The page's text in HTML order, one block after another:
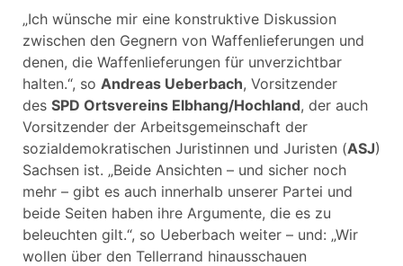
„Ich wünsche mir eine konstruktive Diskussion
zwischen den Gegnern von Waffenlieferungen und
denen, die Waffenlieferungen für unverzichtbar
halten.“, so Andreas Ueberbach, Vorsitzender
des SPD Ortsvereins Elbhang/Hochland, der auch
Vorsitzender der Arbeitsgemeinschaft der
sozialdemokratischen Juristinnen und Juristen (ASJ)
Sachsen ist. „Beide Ansichten – und sicher noch
mehr – gibt es auch innerhalb unserer Partei und
beide Seiten haben ihre Argumente, die es zu
beleuchten gilt.“, so Ueberbach weiter – und: „Wir
wollen über den Tellerrand hinausschauen